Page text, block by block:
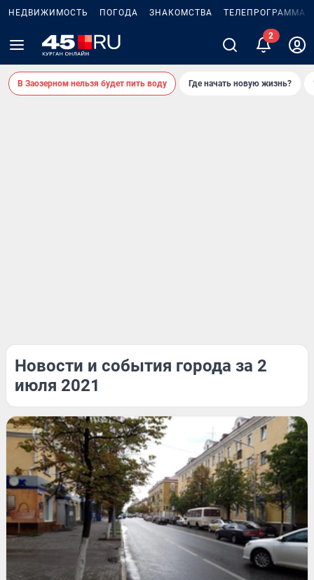
НЕДВИЖИМОСТЬ ПОГОДА ЗНАКОМСТВА ТЕЛЕПРОГРАММА
2
В Заозерном нельзя будет пить воду Где начать новую жизнь?
Новости и события города за 2
июля 2021